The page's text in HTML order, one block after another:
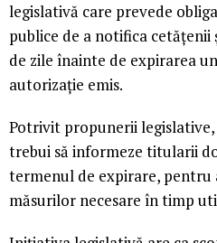
legislativă care prevede
publice de a notifica
de zile înainte de expirarea
autorizație emis.
Potrivit propunerii
trebui să informeze titularii
termenul de expirare, pentru
măsurilor necesare în timp